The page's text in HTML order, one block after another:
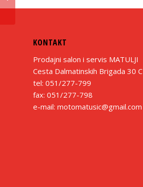
KONTAKT
Prodajni salon i servis MATULJI
Cesta Dalmatinskih Brigada 30 C
tel: 051/277-799
fax: 051/277-798
e-mail: motomatusic@gmail.com